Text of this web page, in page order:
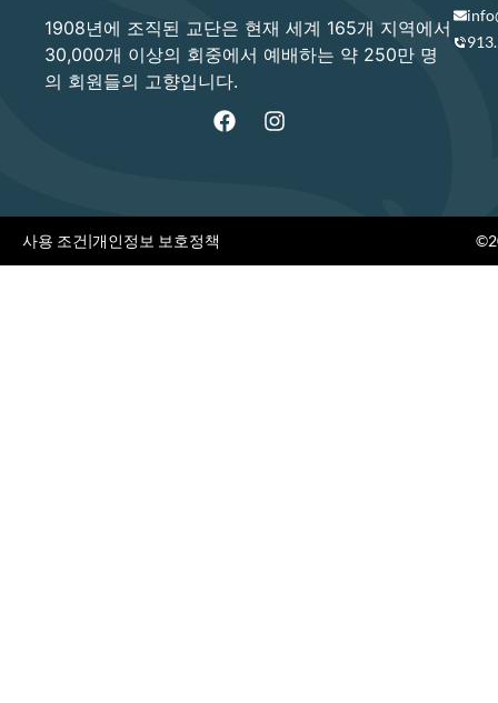
1908년에 조직된 교단은 현재 세계 165개 지역에서
30,000개 이상의 회중에서 예배하는 약 250만 명
의 회원들의 고향입니다.
사용 조건|개인정보 보호정책